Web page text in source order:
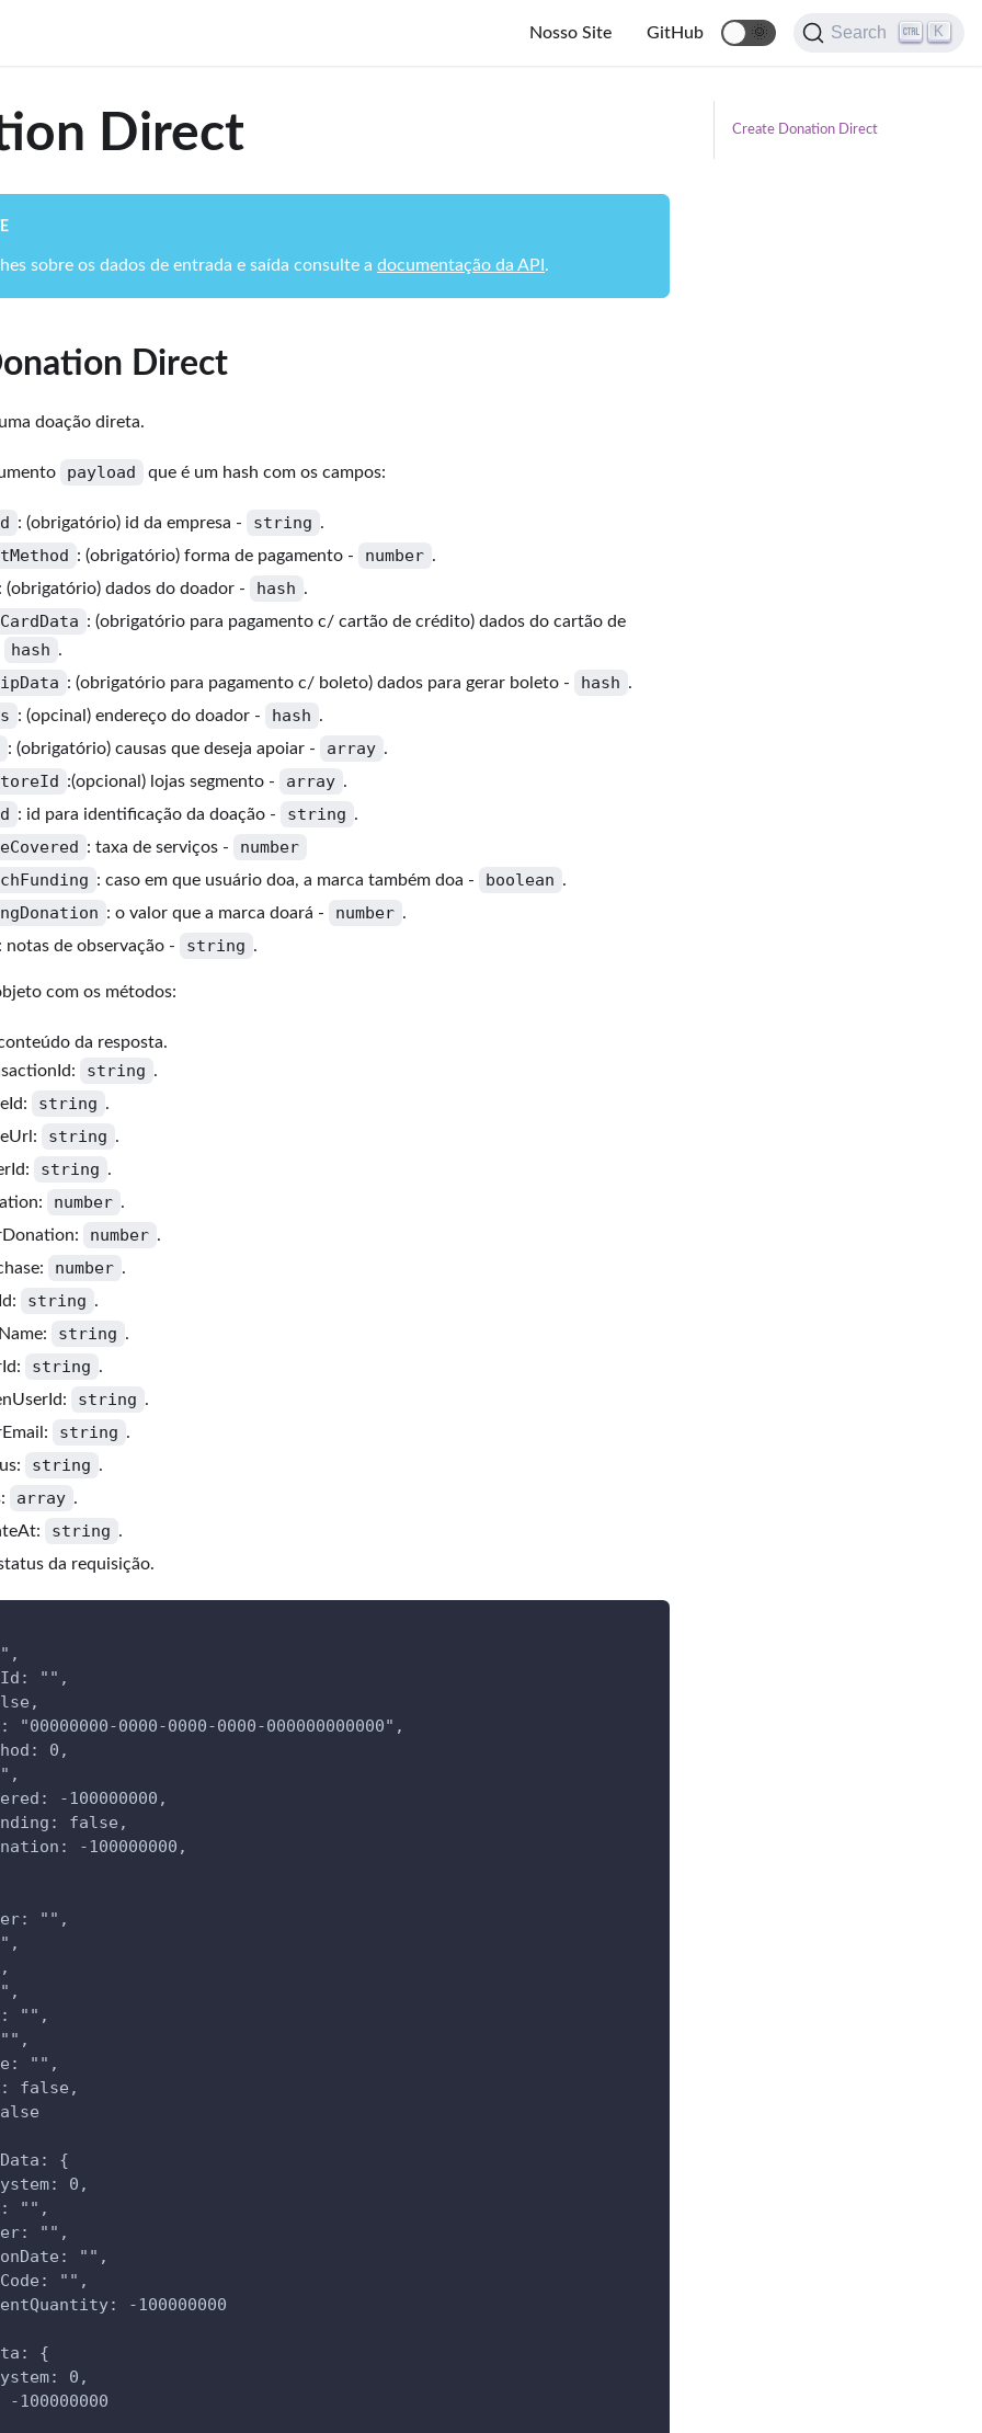
Nosso Site GitHub 🌞 Search K
Direct
sobre os dados de entrada e saída consulte a documentação da API .
Direct
doação direta.
payload que é um hash com os campos:
: (obrigatório) id da empresa - string .
: (obrigatório) forma de pagamento - number .
: (obrigatório) dados do doador - hash .
: (obrigatório para pagamento c/ cartão de crédito) dados do cartão de
hash .
: (obrigatório para pagamento c/ boleto) dados para gerar boleto - hash .
: (opcinal) endereço do doador - hash .
: (obrigatório) causas que deseja apoiar - array .
:(opcional) lojas segmento - array .
: id para identificação da doação - string .
: taxa de serviços -
number
: caso em que usuário doa, a marca também doa - boolean .
: o valor que a marca doará - number .
: notas de observação - string .
com os métodos:
da resposta.
string .
string .
string .
string .
number .
number .
number .
string .
string .
string .
string .
string .
string .
array .
string .
da requisição.
"",
"00000000-0000-0000-0000-000000000000",
0,
-100000000,
false,
-100000000,
"",
"",
"",
false,
{
0,
"",
"",
"",
"",
-100000000
{
0,
-100000000
Create Donation Direct